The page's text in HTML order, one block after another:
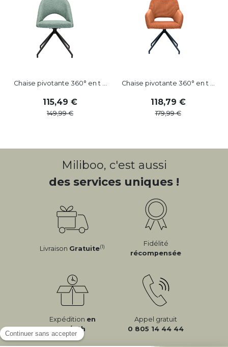
Chaise pivotante 360° en t ...
115,49
149,99
Chaise pivotante 360° en t ...
118,79
179,99
Miliboo, c'est aussi
des services uniques !
Livraison Gratuite(1)
Fidélité
récompensée
Expédition en
24/72h
Appel gratuit
0 805 14 44 44